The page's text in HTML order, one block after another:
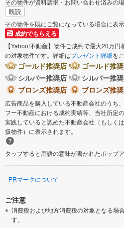
既読
その物件を既にご覧になっている場合に表示
成約でもらえる
【Yahoo!不動産】物件ご成約で最大20万
の対象物件です。詳細はプレゼント詳細を
ゴールド推奨店
ゴールド推
シルバー推奨店
シルバー推
ブロンズ推奨店
ブロンズ推
広告商品を購入している不動産会社のうち
フー不動産における成約実績等、当社所定
実践していると認めた不動産会社（もしく
扱物件）に表示されます。
タップすると用語の意味が書かれたポップア
PRマークについて
ご注意
消費税および地方消費税の対象となる場
す。